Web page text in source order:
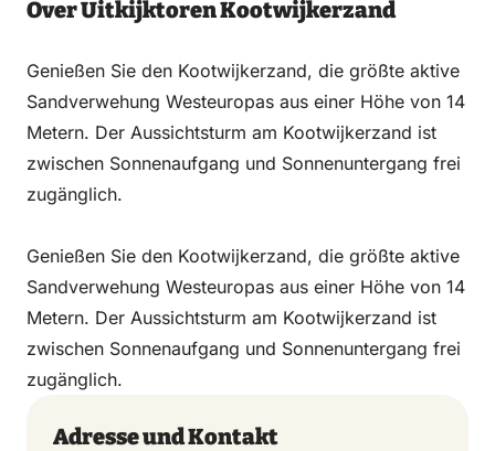
Over Uitkijktoren Kootwijkerzand
Genießen Sie den Kootwijkerzand, die größte aktive
Sandverwehung Westeuropas aus einer Höhe von 14
Metern. Der Aussichtsturm am Kootwijkerzand ist
zwischen Sonnenaufgang und Sonnenuntergang frei
zugänglich.
Genießen Sie den Kootwijkerzand, die größte aktive
Sandverwehung Westeuropas aus einer Höhe von 14
Metern. Der Aussichtsturm am Kootwijkerzand ist
zwischen Sonnenaufgang und Sonnenuntergang frei
zugänglich.
Adresse und Kontakt